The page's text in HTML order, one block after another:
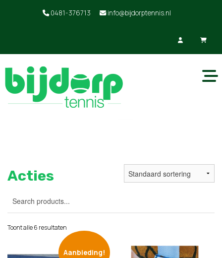
0481-376713 info@bijdorptennis.nl
Acties
Toont alle 6 resultaten
Aanbieding!